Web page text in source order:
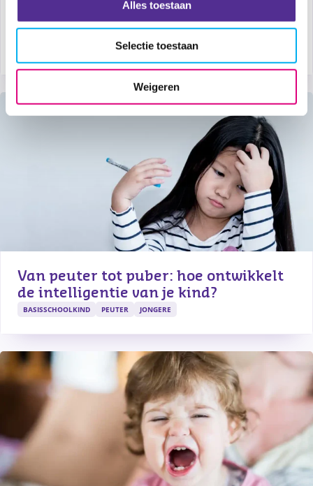
Alles toestaan
Selectie toestaan
Weigeren
Seksuele ontwikkeling bij baby’s en
peuters
Van peuter tot puber: hoe ontwikkelt
de intelligentie van je kind?
BASISSCHOOLKIND PEUTER JONGERE